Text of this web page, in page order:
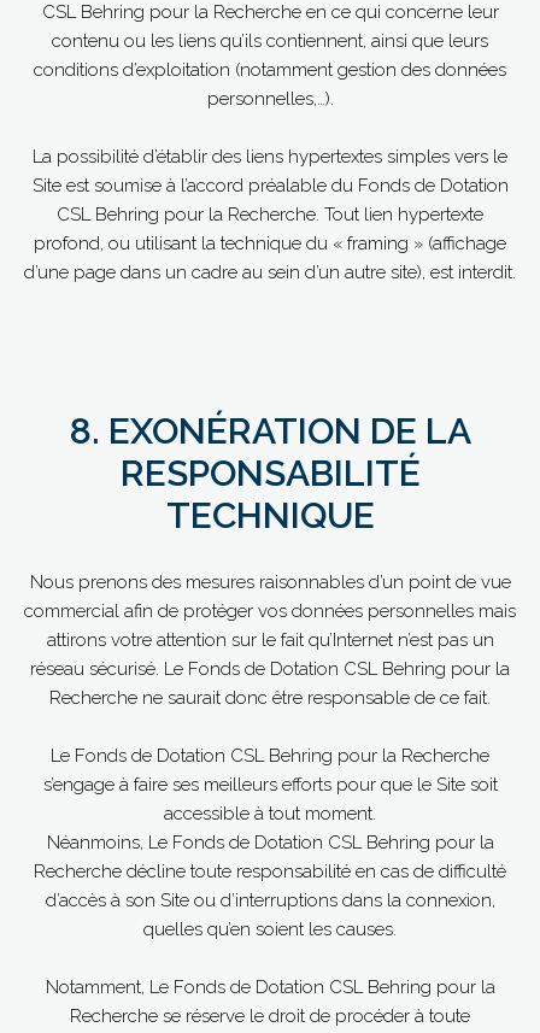
CSL Behring pour la Recherche en ce qui concerne leur
contenu ou les liens qu’ils contiennent, ainsi que leurs
conditions d’exploitation (notamment gestion des données
personnelles,…).
La possibilité d’établir des liens hypertextes simples vers le
Site est soumise à l’accord préalable du Fonds de Dotation
CSL Behring pour la Recherche. Tout lien hypertexte
profond, ou utilisant la technique du « framing » (affichage
d’une page dans un cadre au sein d’un autre site), est interdit.
8. EXONÉRATION DE LA
RESPONSABILITÉ
TECHNIQUE
Nous prenons des mesures raisonnables d’un point de vue
commercial afin de protéger vos données personnelles mais
attirons votre attention sur le fait qu’Internet n’est pas un
réseau sécurisé. Le Fonds de Dotation CSL Behring pour la
Recherche ne saurait donc être responsable de ce fait.
Le Fonds de Dotation CSL Behring pour la Recherche
s’engage à faire ses meilleurs efforts pour que le Site soit
accessible à tout moment.
Néanmoins, Le Fonds de Dotation CSL Behring pour la
Recherche décline toute responsabilité en cas de difficulté
d’accès à son Site ou d’interruptions dans la connexion,
quelles qu’en soient les causes.
Notamment, Le Fonds de Dotation CSL Behring pour la
Recherche se réserve le droit de procéder à toute